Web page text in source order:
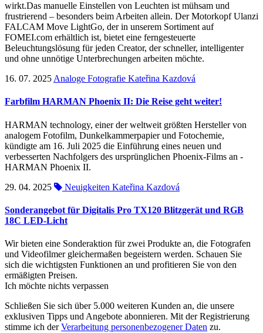
wirkt.Das manuelle Einstellen von Leuchten ist mühsam und
frustrierend – besonders beim Arbeiten allein. Der Motorkopf Ulanzi
FALCAM Move LightGo, der in unserem Sortiment auf
FOMEI.com erhältlich ist, bietet eine ferngesteuerte
Beleuchtungslösung für jeden Creator, der schneller, intelligenter
und ohne unnötige Unterbrechungen arbeiten möchte.
16. 07. 2025 Analoge Fotografie Kateřina Kazdová
Farbfilm HARMAN Phoenix II: Die Reise geht weiter!
HARMAN technology, einer der weltweit größten Hersteller von
analogem Fotofilm, Dunkelkammerpapier und Fotochemie,
kündigte am 16. Juli 2025 die Einführung eines neuen und
verbesserten Nachfolgers des ursprünglichen Phoenix-Films an -
HARMAN Phoenix II.
29. 04. 2025
Neuigkeiten Kateřina Kazdová
Sonderangebot für Digitalis Pro TX120 Blitzgerät und RGB
18C LED-Licht
Wir bieten eine Sonderaktion für zwei Produkte an, die Fotografen
und Videofilmer gleichermaßen begeistern werden. Schauen Sie
sich die wichtigsten Funktionen an und profitieren Sie von den
ermäßigten Preisen.
Ich möchte nichts verpassen
Schließen Sie sich über 5.000 weiteren Kunden an, die unsere
exklusiven Tipps und Angebote abonnieren. Mit der Registrierung
stimme ich derVerarbeitung personenbezogener Daten zu.